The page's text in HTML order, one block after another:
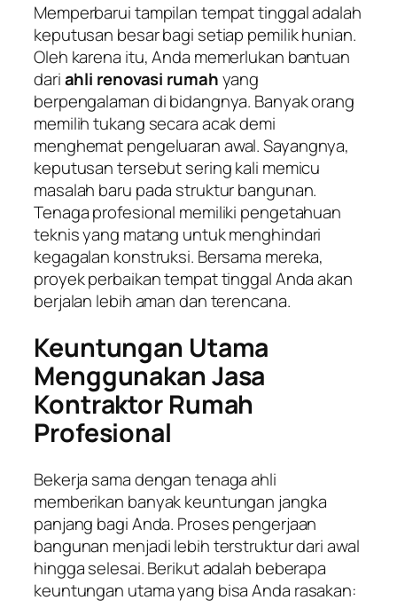
Memperbarui tampilan tempat tinggal adalah
keputusan besar bagi setiap pemilik hunian.
Oleh karena itu, Anda memerlukan bantuan
dariahli renovasi rumahyang
berpengalaman di bidangnya. Banyak orang
memilih tukang secara acak demi
menghemat pengeluaran awal. Sayangnya,
keputusan tersebut sering kali memicu
masalah baru pada struktur bangunan.
Tenaga profesional memiliki pengetahuan
teknis yang matang untuk menghindari
kegagalan konstruksi. Bersama mereka,
proyek perbaikan tempat tinggal Anda akan
berjalan lebih aman dan terencana.
Keuntungan Utama
Menggunakan Jasa
Kontraktor Rumah
Profesional
Bekerja sama dengan tenaga ahli
memberikan banyak keuntungan jangka
panjang bagi Anda. Proses pengerjaan
bangunan menjadi lebih terstruktur dari awal
hingga selesai. Berikut adalah beberapa
keuntungan utama yang bisa Anda rasakan: